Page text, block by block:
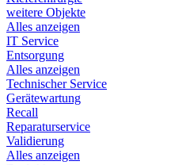
weitere Objekte
Alles anzeigen
IT Service
Entsorgung
Alles anzeigen
Technischer Service
Gerätewartung
Recall
Reparaturservice
Validierung
Alles anzeigen